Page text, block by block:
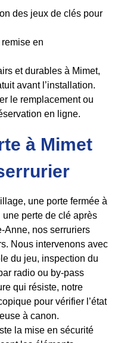
des jeux de clés pour
en
et durables à Mimet,
avant l’installation.
le remplacement ou
en ligne.
à Mimet
une porte fermée à
perte de clé après
Anne, nos serruriers
Nous intervenons avec
du jeu, inspection du
radio ou by-pass
qui résiste, notre
pour vérifier l’état
à canon.
la mise en sécurité